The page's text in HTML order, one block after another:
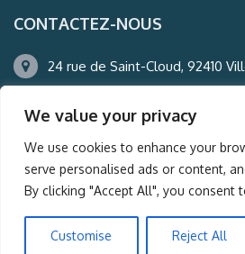
We value your privacy
We use cookies to enhance your
serve personalised ads or content,
By clicking "Accept All", you consent
Customise Reject All
CONTACTEZ-NOUS
24 rue de Saint-Cloud, 92410